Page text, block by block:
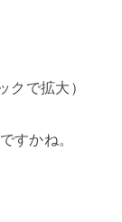
クで拡大）
すかね。